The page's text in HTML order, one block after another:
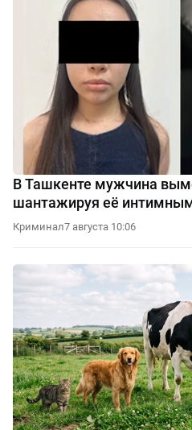
В Ташкенте мужчина
шантажируя её
Криминал7 августа 10:06